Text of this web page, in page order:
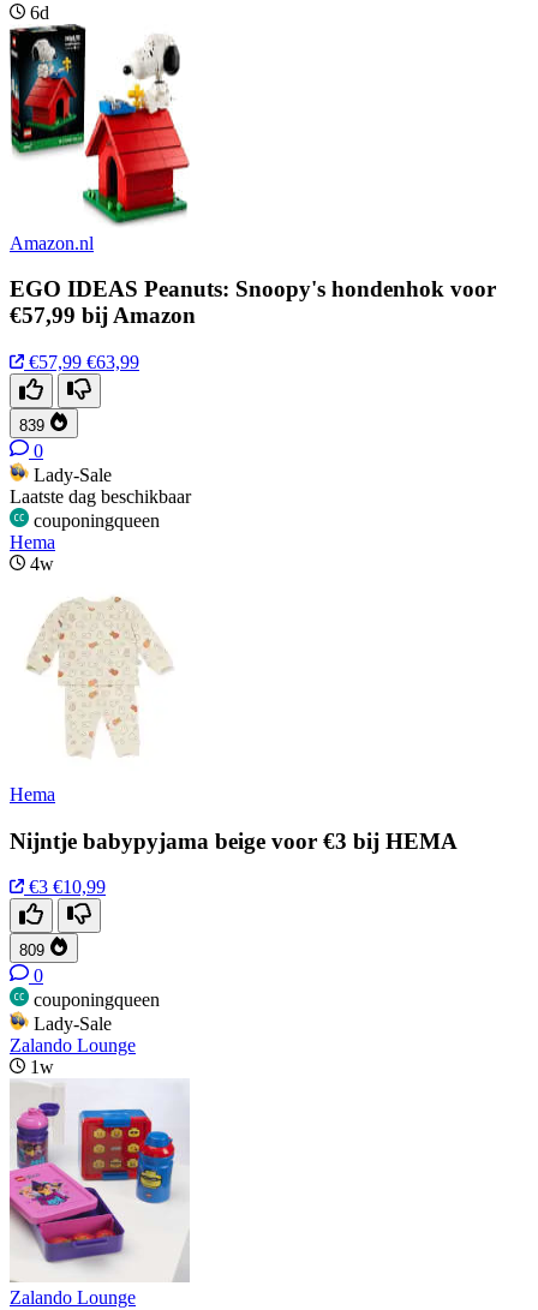
6d
Amazon.nl
EGO IDEAS Peanuts: Snoopy's hondenhok voor
€57,99 bij Amazon
€57,99 €63,99
839
0
Lady-Sale
Laatste dag beschikbaar
couponingqueen
Hema
4w
Hema
Nijntje babypyjama beige voor €3 bij HEMA
€3 €10,99
809
0
couponingqueen
Lady-Sale
Zalando Lounge
1w
Zalando Lounge